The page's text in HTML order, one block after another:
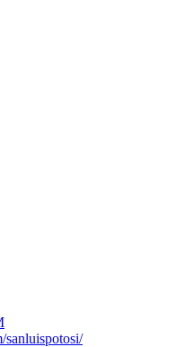
sanluispotosi/